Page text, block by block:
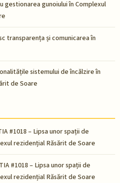
gestionarea gunoiului în Complexul
transparența și comunicarea în
sistemului de încălzire în
de Soare
#1018 – Lipsa unor spații de
rezidențial Răsărit de Soare
#1018 – Lipsa unor spații de
rezidențial Răsărit de Soare